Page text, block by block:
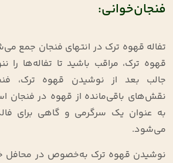
فنجان‌خوانی:
تفاله قهوه ترک در انتهای فنجان جمع
قهوه ترک، مراقب باشید تا تفاله‌ها را
جالب بعد از نوشیدن قهوه ترک،
نقش‌های باقی‌مانده از قهوه در فنجان
به عنوان یک سرگرمی و گاهی برای
می‌شود.
نوشیدن قهوه ترک به‌خصوص در محافل